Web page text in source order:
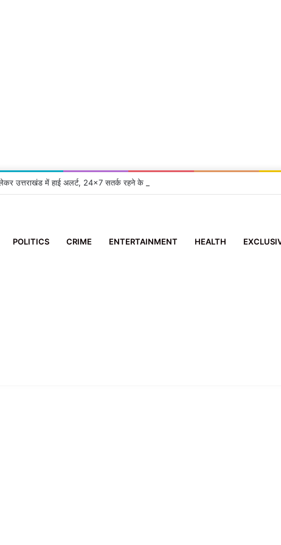
लेकर उत्तराखंड में हाई अलर्ट, 24×7 सतर्क रहने के निर्देश
POLITICS CRIME ENTERTAINMENT HEALTH